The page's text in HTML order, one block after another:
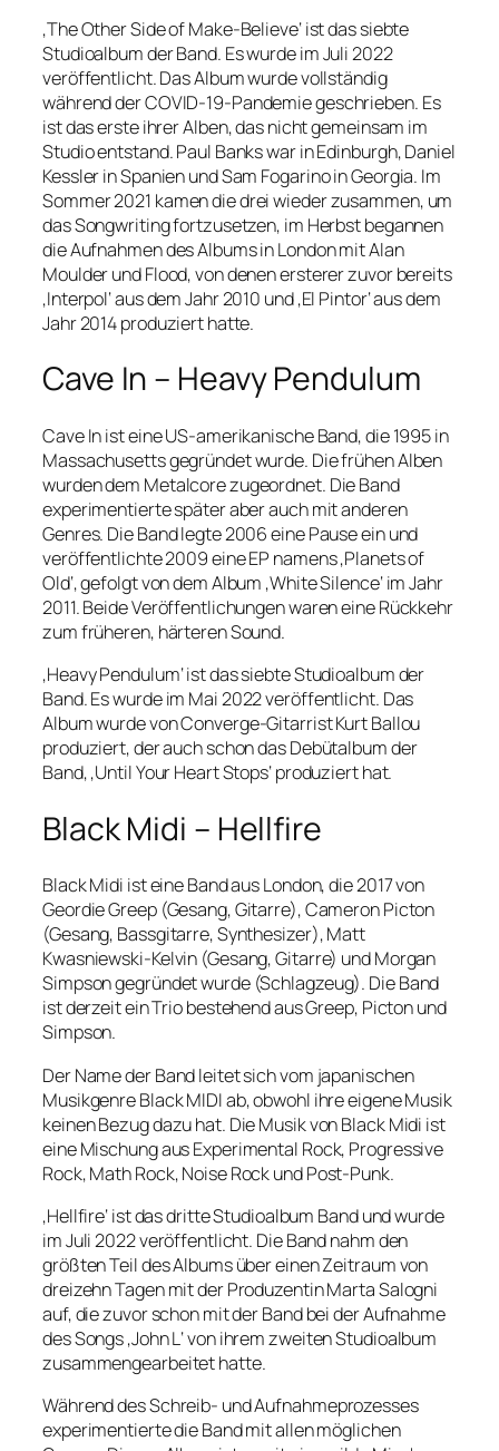
‚The Other Side of Make-Believe‘ ist das siebte
Studioalbum der Band. Es wurde im Juli 2022
veröffentlicht. Das Album wurde vollständig
während der COVID-19-Pandemie geschrieben. Es
ist das erste ihrer Alben, das nicht gemeinsam im
Studio entstand. Paul Banks war in Edinburgh, Daniel
Kessler in Spanien und Sam Fogarino in Georgia. Im
Sommer 2021 kamen die drei wieder zusammen, um
das Songwriting fortzusetzen, im Herbst begannen
die Aufnahmen des Albums in London mit Alan
Moulder und Flood, von denen ersterer zuvor bereits
‚Interpol‘ aus dem Jahr 2010 und ‚El Pintor‘ aus dem
Jahr 2014 produziert hatte.
Cave In – Heavy Pendulum
Cave In ist eine US-amerikanische Band, die 1995 in
Massachusetts gegründet wurde. Die frühen Alben
wurden dem Metalcore zugeordnet. Die Band
experimentierte später aber auch mit anderen
Genres. Die Band legte 2006 eine Pause ein und
veröffentlichte 2009 eine EP namens ‚Planets of
Old‘, gefolgt von dem Album ‚White Silence‘ im Jahr
2011. Beide Veröffentlichungen waren eine Rückkehr
zum früheren, härteren Sound.
‚Heavy Pendulum‘ ist das siebte Studioalbum der
Band. Es wurde im Mai 2022 veröffentlicht. Das
Album wurde von Converge-Gitarrist Kurt Ballou
produziert, der auch schon das Debütalbum der
Band, ‚Until Your Heart Stops‘ produziert hat.
Black Midi – Hellfire
Black Midi ist eine Band aus London, die 2017 von
Geordie Greep (Gesang, Gitarre), Cameron Picton
(Gesang, Bassgitarre, Synthesizer), Matt
Kwasniewski-Kelvin (Gesang, Gitarre) und Morgan
Simpson gegründet wurde (Schlagzeug). Die Band
ist derzeit ein Trio bestehend aus Greep, Picton und
Simpson.
Der Name der Band leitet sich vom japanischen
Musikgenre Black MIDI ab, obwohl ihre eigene Musik
keinen Bezug dazu hat. Die Musik von Black Midi ist
eine Mischung aus Experimental Rock, Progressive
Rock, Math Rock, Noise Rock und Post-Punk.
‚Hellfire‘ ist das dritte Studioalbum Band und wurde
im Juli 2022 veröffentlicht. Die Band nahm den
größten Teil des Albums über einen Zeitraum von
dreizehn Tagen mit der Produzentin Marta Salogni
auf, die zuvor schon mit der Band bei der Aufnahme
des Songs ‚John L‘ von ihrem zweiten Studioalbum
zusammengearbeitet hatte.
Während des Schreib- und Aufnahmeprozesses
experimentierte die Band mit allen möglichen